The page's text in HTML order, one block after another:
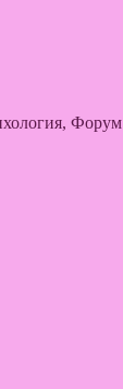
Форум